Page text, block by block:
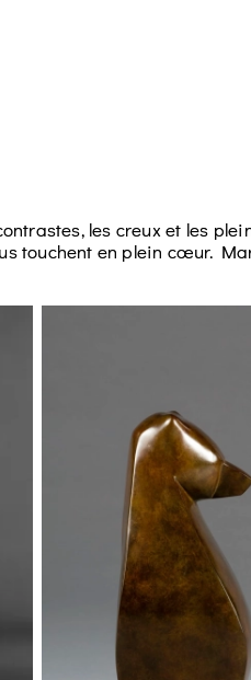
les creux et les
touchent en plein cœur.